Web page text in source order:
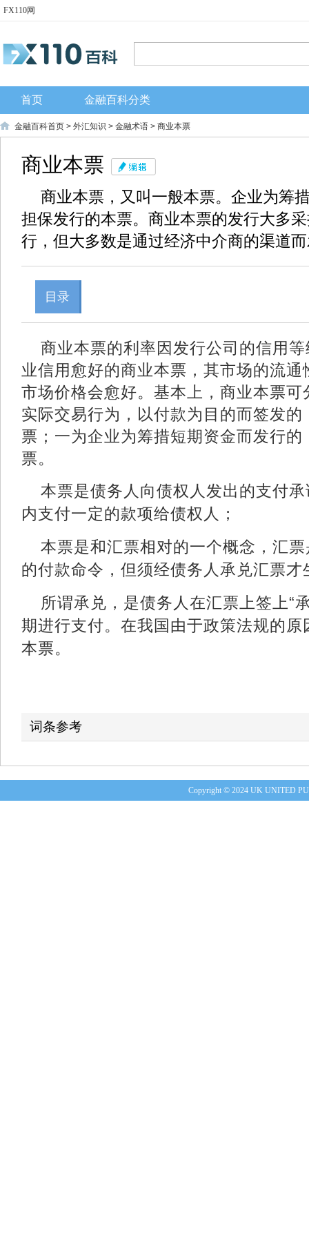
FX110网
首页 金融百科分类
金融百科首页 > 外汇知识 > 金融术语 > 商业本票
商业本票
商业本票，又叫一般本票。企业为筹
担保发行的本票。商业本票的发行大多
行，但大多数是通过经济中介商的渠道
目录
商业本票的利率因发行公司的信用
业信用愈好的商业本票，其市场的流
市场价格会愈好。 基本上，商业本票
实际交易行为，以付款为目的而签发
票；一为企业为筹措短期资金而发行
票。
本票是债务人向债权人发出的支付
内支付一定的款项给债权人；
本票是和汇票相对的一个概念，汇
的付款命令，但须经债务人承兑汇票才
所谓承兑，是债务人在汇票上签上“
期进行支付。在我国由于政策法规的
本票。
词条参考
Copyright © 2024 UK UNITED